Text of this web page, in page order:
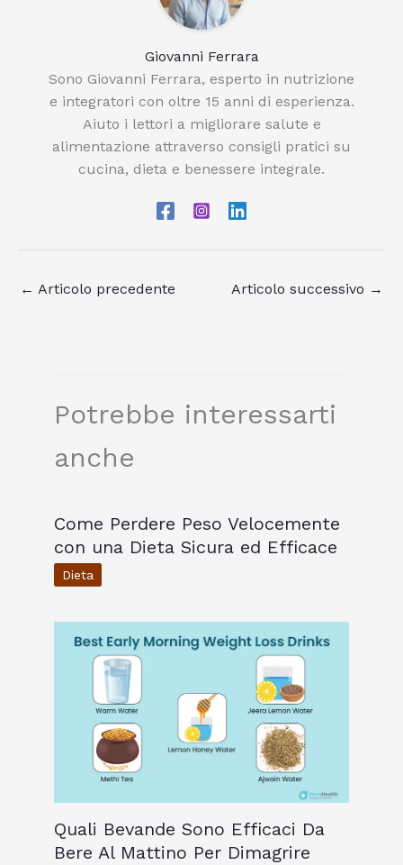
Giovanni Ferrara
Sono Giovanni Ferrara, esperto in nutrizione
e integratori con oltre 15 anni di esperienza.
Aiuto i lettori a migliorare salute e
alimentazione attraverso consigli pratici su
cucina, dieta e benessere integrale.
← Articolo precedente Articolo successivo →
Potrebbe interessarti
anche
Come Perdere Peso Velocemente
con una Dieta Sicura ed Efficace
Dieta
Quali Bevande Sono Efficaci Da
Bere Al Mattino Per Dimagrire